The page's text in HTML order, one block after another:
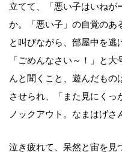
立てて、「悪い子はいねが
か。「悪い子」の自覚のあ
と叫びながら、部屋中を逃
「ごめんなさい～！」と
んと聞くこと、遊んだもの
させられ、「また見にくっ
ノックアウト。なまはげさ
泣き疲れて、呆然と宙を見